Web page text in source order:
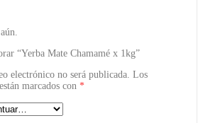
“Yerba Mate Chamamé x 1kg”
electrónico no será publicada. Los
marcados con *